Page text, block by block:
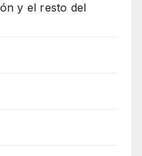
y el resto del